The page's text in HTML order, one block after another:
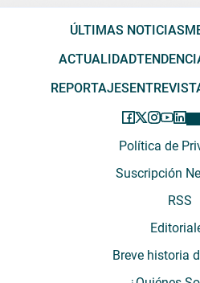
ÚLTIMAS NOTICIAS
ACTUALIDAD
REPORTAJES
Política de
Suscripción
RSS
Breve historia